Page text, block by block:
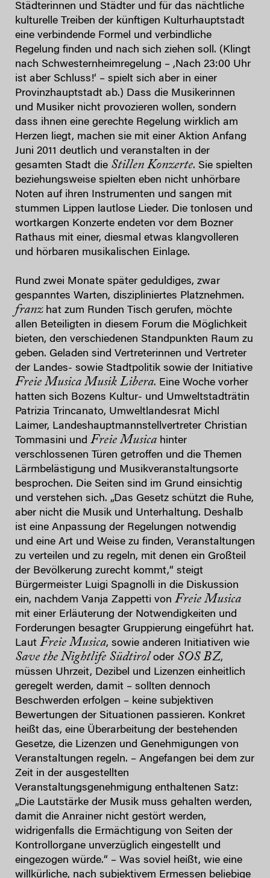
Städterinnen und Städter und für das nächtliche
kulturelle Treiben der künftigen Kulturhauptstadt
eine verbindende Formel und verbindliche
Regelung finden und nach sich ziehen soll. (Klingt
nach Schwesternheimregelung – ,Nach 23:00 Uhr
ist aber Schluss!‘ – spielt sich aber in einer
Provinzhauptstadt ab.) Dass die Musikerinnen
und Musiker nicht provozieren wollen, sondern
dass ihnen eine gerechte Regelung wirklich am
Herzen liegt, machen sie mit einer Aktion Anfang
Juni 2011 deutlich und veranstalten in der
gesamten Stadt die Stillen Konzerte. Sie spielten
beziehungsweise spielten eben nicht unhörbare
Noten auf ihren Instrumenten und sangen mit
stummen Lippen lautlose Lieder. Die tonlosen und
wortkargen Konzerte endeten vor dem Bozner
Rathaus mit einer, diesmal etwas klangvolleren
und hörbaren musikalischen Einlage.
Rund zwei Monate später geduldiges, zwar
gespanntes Warten, diszipliniertes Platznehmen.
franz hat zum Runden Tisch gerufen, möchte
allen Beteiligten in diesem Forum die Möglichkeit
bieten, den verschiedenen Standpunkten Raum zu
geben. Geladen sind Vertreterinnen und Vertreter
der Landes- sowie Stadtpolitik sowie der Initiative
Freie Musica Musik Libera. Eine Woche vorher
hatten sich Bozens Kultur- und Umweltstadträtin
Patrizia Trincanato, Umweltlandesrat Michl
Laimer, Landeshauptmannstellvertreter Christian
Tommasini und Freie Musica hinter
verschlossenen Türen getroffen und die Themen
Lärmbelästigung und Musikveranstaltungsorte
besprochen. Die Seiten sind im Grund einsichtig
und verstehen sich. „Das Gesetz schützt die Ruhe,
aber nicht die Musik und Unterhaltung. Deshalb
ist eine Anpassung der Regelungen notwendig
und eine Art und Weise zu finden, Veranstaltungen
zu verteilen und zu regeln, mit denen ein Großteil
der Bevölkerung zurecht kommt,“ steigt
Bürgermeister Luigi Spagnolli in die Diskussion
ein, nachdem Vanja Zappetti von Freie Musica
mit einer Erläuterung der Notwendigkeiten und
Forderungen besagter Gruppierung eingeführt hat.
Laut Freie Musica, sowie anderen Initiativen wie
Save the Nightlife Südtiroloder SOS BZ,
müssen Uhrzeit, Dezibel und Lizenzen einheitlich
geregelt werden, damit – sollten dennoch
Beschwerden erfolgen – keine subjektiven
Bewertungen der Situationen passieren. Konkret
heißt das, eine Überarbeitung der bestehenden
Gesetze, die Lizenzen und Genehmigungen von
Veranstaltungen regeln. – Angefangen bei dem zur
Zeit in der ausgestellten
Veranstaltungsgenehmigung enthaltenen Satz:
„Die Lautstärke der Musik muss gehalten werden,
damit die Anrainer nicht gestört werden,
widrigenfalls die Ermächtigung von Seiten der
Kontrollorgane unverzüglich eingestellt und
eingezogen würde.“ – Was soviel heißt, wie eine
willkürliche, nach subjektivem Ermessen beliebige